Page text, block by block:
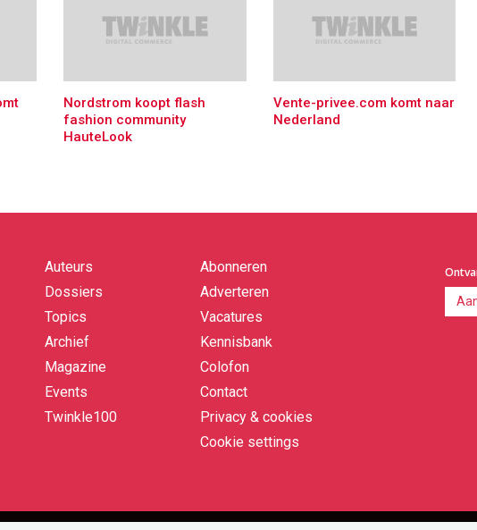
Nordstrom koopt flash
fashion community
HauteLook
Vente-privee.com komt naar
Nederland
Quick
links
Auteurs
Dossiers
Topics
Archief
Magazine
Events
Twinkle100
Abonneren
Adverteren
Vacatures
Kennisbank
Colofon
Contact
Privacy & cookies
Cookie settings